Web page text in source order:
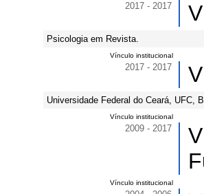
2017 - 2017
Psicologia em Revista.
Vínculo institucional
2017 - 2017
Universidade Federal do Ceará, UFC,
Vínculo institucional
2009 - 2017
Vínculo institucional